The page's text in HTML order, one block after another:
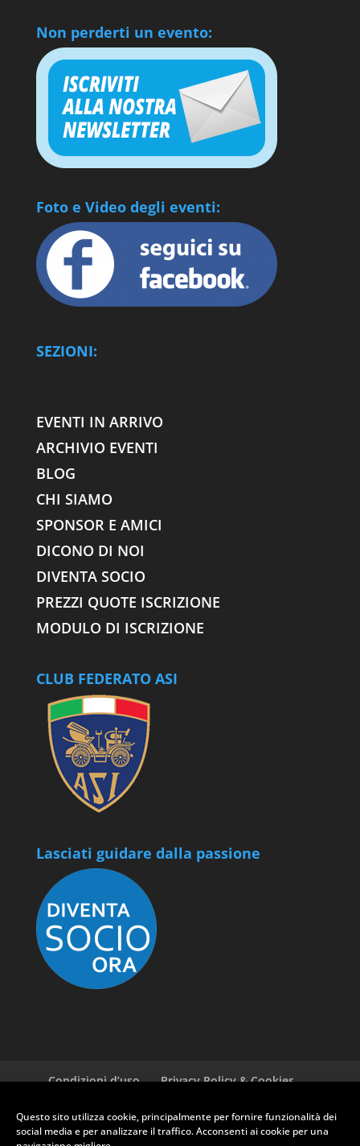
Questo sito utilizza cookie, principalmente per fornire funzionalità dei
social media e per analizzare il traffico. Acconsenti ai cookie per una
Non perderti un evento:
Foto e Video degli eventi:
SEZIONI:
EVENTI IN ARRIVO
ARCHIVIO EVENTI
BLOG
CHI SIAMO
SPONSOR E AMICI
DICONO DI NOI
DIVENTA SOCIO
PREZZI QUOTE ISCRIZIONE
MODULO DI ISCRIZIONE
CLUB FEDERATO ASI
Lasciati guidare dalla passione
Condizioni d’uso
Privacy Policy & Cookies